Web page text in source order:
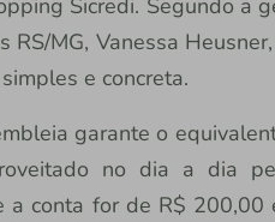
Sicredi. Segundo a
RS/MG, Vanessa
e concreta.
garante o
no dia a dia
a conta for de R$